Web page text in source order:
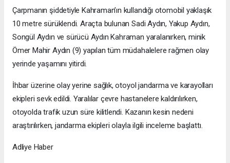
Çarpmanın şiddetiyle Kahraman’ın kullandığı otomobil yaklaşık
10 metre sürüklendi. Araçta bulunan Sadi Aydın, Yakup Aydın,
Songül Aydın ve sürücü Aydın Kahraman yaralanırken, minik
Ömer Mahir Aydın (9) yapılan tüm müdahalelere rağmen olay
yerinde yaşamını yitirdi.
İhbar üzerine olay yerine sağlık, otoyol jandarma ve karayolları
ekipleri sevk edildi. Yaralılar çevre hastanelere kaldırılırken,
otoyolda trafik uzun süre kilitlendi. Kazanın kesin nedeni
araştırılırken, jandarma ekipleri olayla ilgili inceleme başlattı.
Adliye Haber